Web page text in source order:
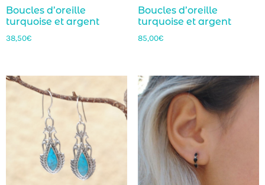
Boucles d’oreille
turquoise et argent
38,50€
Boucles d’oreille
turquoise et argent
85,00€